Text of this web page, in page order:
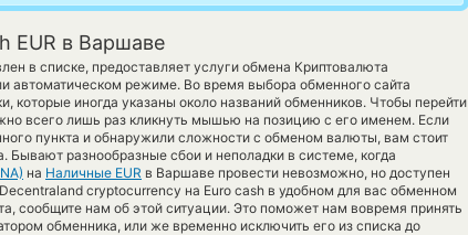
EUR в Варшаве
в списке, предоставляет услуги обмена Криптовалюта
автоматическом режиме. Во время выбора обменного сайта
которые иногда указаны около названий обменников. Чтобы перейти
всего лишь раз кликнуть мышью на позицию с его именем. Если
пункта и обнаружили сложности с обменом валюты, вам стоит
Бывают разнообразные сбои и неполадки в системе, когда
на Наличные EUR в Варшаве провести невозможно, но доступен
cryptocurrency на Euro cash в удобном для вас обменном
сообщите нам об этой ситуации. Это поможет нам вовремя принять
обменника, или же временно исключить его из списка до